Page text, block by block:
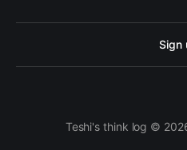
Sign
Teshi's think log ©